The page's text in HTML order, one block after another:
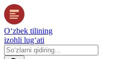
O‘zbek tilining
izohli lug‘ati